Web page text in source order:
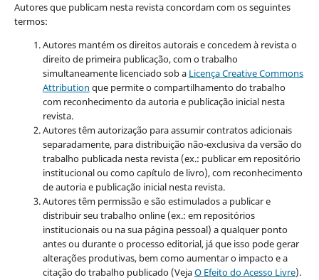
Autores que publicam nesta revista concordam com os seguintes
termos:
Autores mantém os direitos autorais e concedem à revista o
direito de primeira publicação, com o trabalho
simultaneamente licenciado sob a Licença Creative Commons
Attribution que permite o compartilhamento do trabalho
com reconhecimento da autoria e publicação inicial nesta
revista.
Autores têm autorização para assumir contratos adicionais
separadamente, para distribuição não-exclusiva da versão do
trabalho publicada nesta revista (ex.: publicar em repositório
institucional ou como capítulo de livro), com reconhecimento
de autoria e publicação inicial nesta revista.
Autores têm permissão e são estimulados a publicar e
distribuir seu trabalho online (ex.: em repositórios
institucionais ou na sua página pessoal) a qualquer ponto
antes ou durante o processo editorial, já que isso pode gerar
alterações produtivas, bem como aumentar o impacto e a
citação do trabalho publicado (VejaO Efeito do Acesso Livre).